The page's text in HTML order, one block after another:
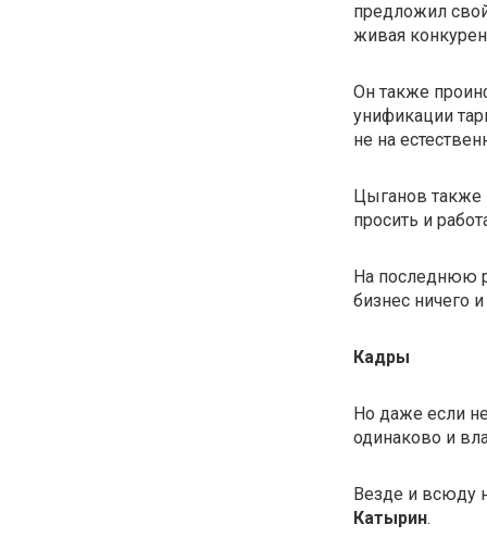
предложил
живая
Он также
унификации
не на
Цыганов также
просить и
На последнюю
бизнес ничего
Кадры
Но даже если
одинаково и
Везде и всюду
Катырин.